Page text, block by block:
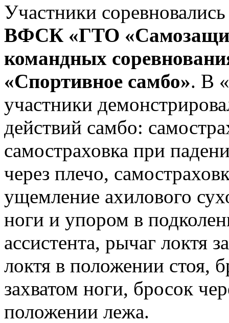
Участники
ВФСК «ГТО
командных
«Спортивное самбо». В
участники
действий самбо:
самостраховка при
через плечо,
ущемление ахилового
ноги и упором в
ассистента, рычаг локтя
локтя в положении стоя,
захватом ноги, бросок
положении лежа.